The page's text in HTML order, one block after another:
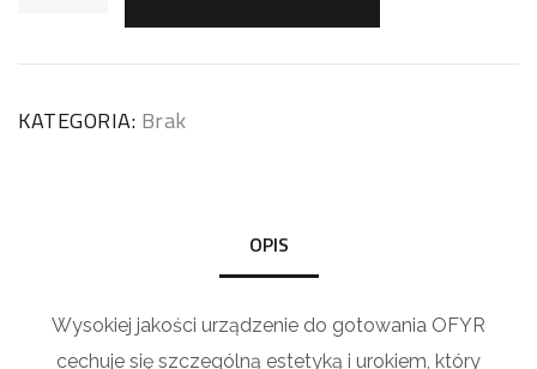
KATEGORIA: Brak
OPIS
Wysokiej jakości urządzenie do gotowania OFYR
cechuje się szczególną estetyką i urokiem, który